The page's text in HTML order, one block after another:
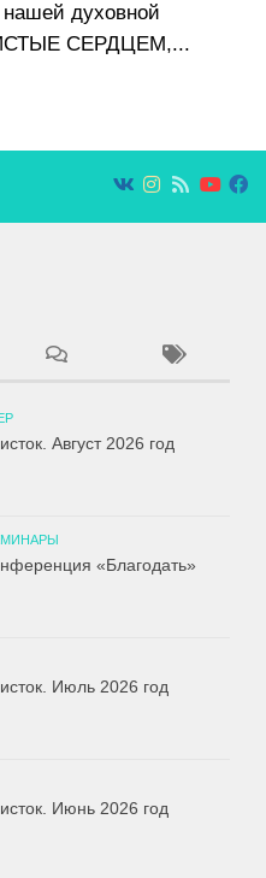
духовной
СЕРДЦЕМ,...
Август 2026 год
«Благодать»
Июль 2026 год
Июнь 2026 год